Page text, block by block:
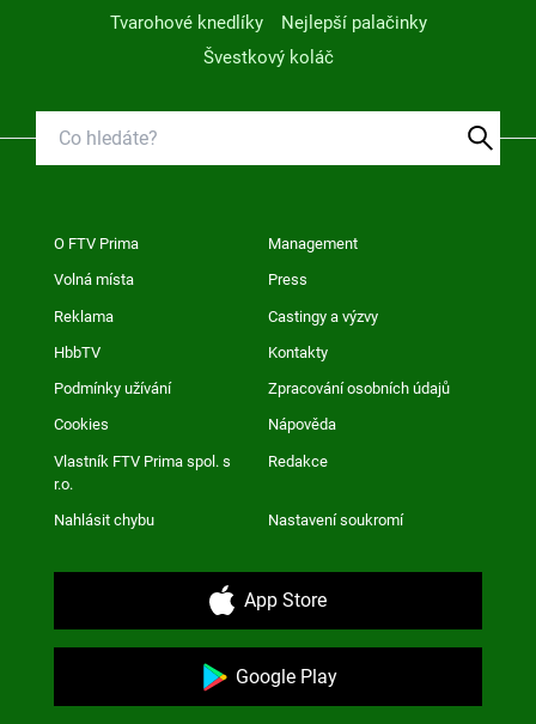
Tvarohové knedlíky
Nejlepší palačinky
Švestkový koláč
O FTV Prima Management
Volná místa Press
Reklama Castingy a výzvy
HbbTV Kontakty
Podmínky užívání Zpracování osobních údajů
Cookies Nápověda
Vlastník FTV Prima spol. s
r.o.
Redakce
Nahlásit chybu Nastavení soukromí
App Store
Google Play